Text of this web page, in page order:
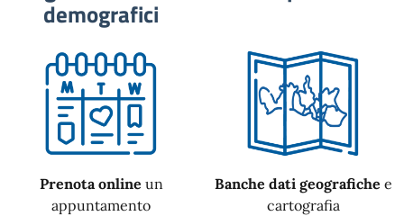
demografici
Prenota online un
appuntamento
Banche dati geografiche e
cartografia